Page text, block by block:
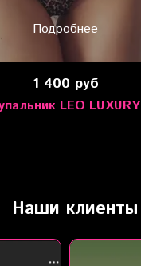
Подробнее
1 400 руб
LEO LUXURY
Наши клиенты